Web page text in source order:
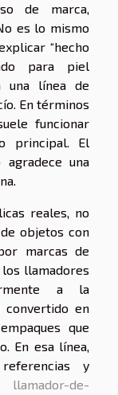
de marca,
es lo mismo
“hecho
para piel
una línea de
En términos
funcionar
principal. El
una
reales, no
objetos con
marcas de
llamadores
a la
convertido en
que
En esa línea,
y
llamador-de-